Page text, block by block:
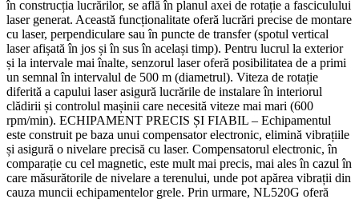
în construcția lucrărilor, se află în planul axei de rotație a fasciculului
laser generat. Această funcționalitate oferă lucrări precise de montare
cu laser, perpendiculare sau în puncte de transfer (spotul vertical
laser afișată în jos și în sus în același timp). Pentru lucrul la exterior
și la intervale mai înalte, senzorul laser oferă posibilitatea de a primi
un semnal în intervalul de 500 m (diametrul). Viteza de rotație
diferită a capului laser asigură lucrările de instalare în interiorul
clădirii și controlul mașinii care necesită viteze mai mari (600
rpm/min). ECHIPAMENT PRECIS ȘI FIABIL – Echipamentul
este construit pe baza unui compensator electronic, elimină vibrațiile
și asigură o nivelare precisă cu laser. Compensatorul electronic, în
comparație cu cel magnetic, este mult mai precis, mai ales în cazul în
care măsurătorile de nivelare a terenului, unde pot apărea vibrații din
cauza muncii echipamentelor grele. Prin urmare, NL520G oferă